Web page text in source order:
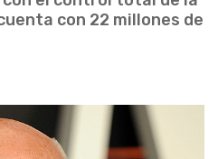
con 22 millones de